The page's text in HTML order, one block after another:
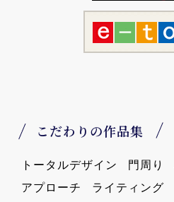
こだわりの作品集
トータルデザイン 門周り
アプローチ
ライティング